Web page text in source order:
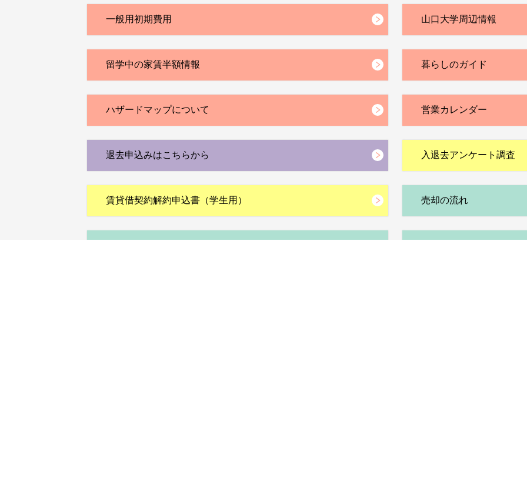
一般用初期費用 山口大学周辺情報
留学中の家賃半額情報 暮らしのガイド
ハザードマップについて 営業カレンダー
退去申込みはこちらから 入退去アンケート調査
賃貸借契約解約申込書（学生用） 売却の流れ